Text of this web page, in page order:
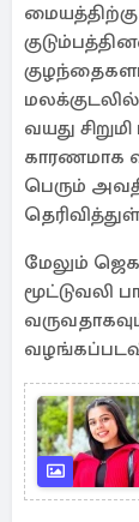
மலக்குடலில்
வயது
காரணமாக
பெரும்
மேலும்
மூட்டுவலி